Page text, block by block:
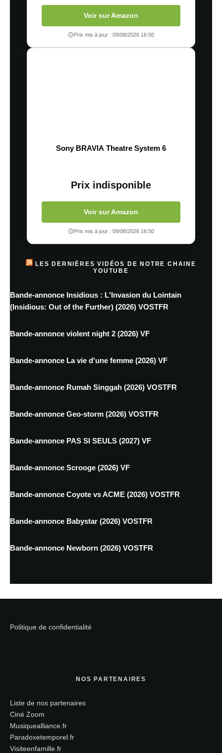
Voir sur Amazon
Prix mis à jour : 09/08/2026 16:50
Sony BRAVIA Theatre System 6
Prix indisponible
Voir sur Amazon
Prix mis à jour : 09/08/2026 16:50
LES DERNIÈRES VIDÉOS DE NOTRE CHAINE
YOUTUBE
Bande-annonce Insidious : L'Invasion du Lointain
(Insidious: Out of the Further) (2026) VOSTFR
Bande-annonce violent night 2 (2026) VF
Bande-annonce La vie d'une femme (2026) VF
Bande-annonce Rumah Singgah (2026) VOSTFR
Bande-annonce Geo-storm (2026) VOSTFR
Bande-annonce PAS SI SEULS (2027) VF
Bande-annonce Scrooge (2026) VF
Bande-annonce Coyote vs ACME (2026) VOSTFR
Bande-annonce Babystar (2026) VOSTFR
Bande-annonce Newborn (2026) VOSTFR
Politique de confidentialité
NOS PARTENAIRES
Liste de nos partenaires
Ciné Zoom
Musiquealliance.fr
Paradoxetemporel.fr
Visiteenfamille.fr